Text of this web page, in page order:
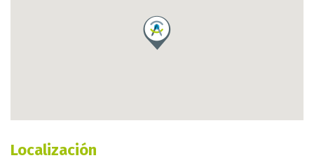
espacios innovadores
Contacte ya con Antonio Mora de
Localización